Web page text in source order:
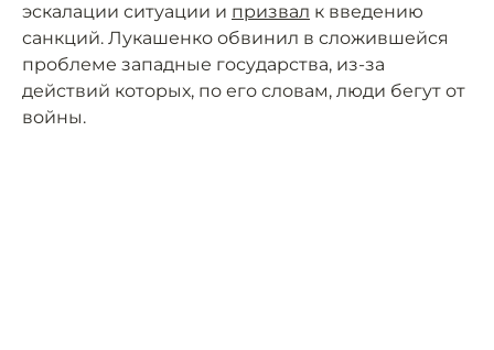
эскалации ситуации и призвал к введению
санкций. Лукашенко обвинил в сложившейся
проблеме западные государства, из-за
действий которых, по его словам, люди бегут от
войны.